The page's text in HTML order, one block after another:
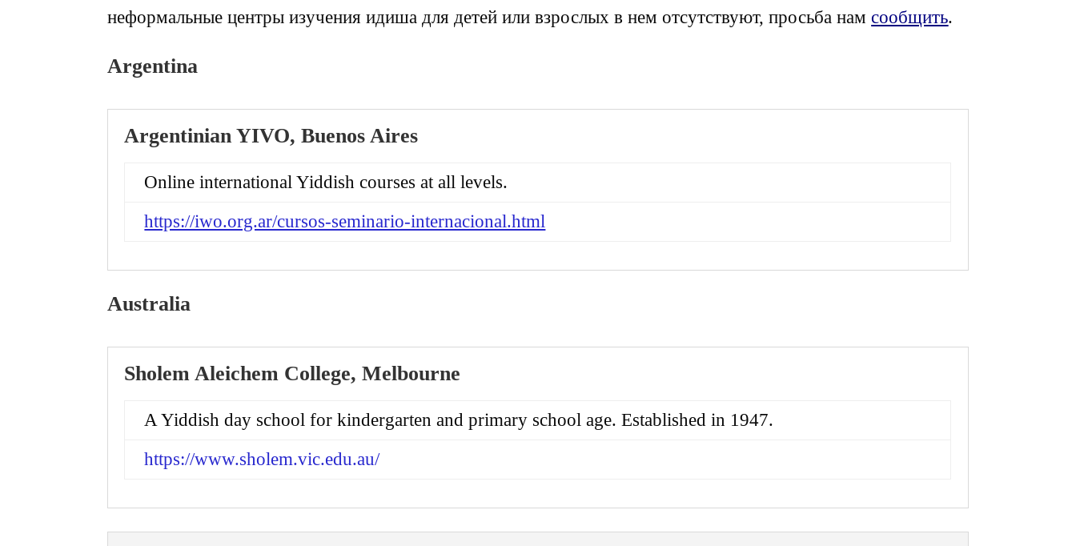
неформальные центры изучения идиша для детей или взрослых в нем отсутствуют, просьба намсообщить.
Argentina
Argentinian YIVO, Buenos Aires
Online international Yiddish courses at all levels.
https://iwo.org.ar/cursos-seminario-internacional.html
Australia
Sholem Aleichem College, Melbourne
A Yiddish day school for kindergarten and primary school age. Established in 1947.
https://www.sholem.vic.edu.au/